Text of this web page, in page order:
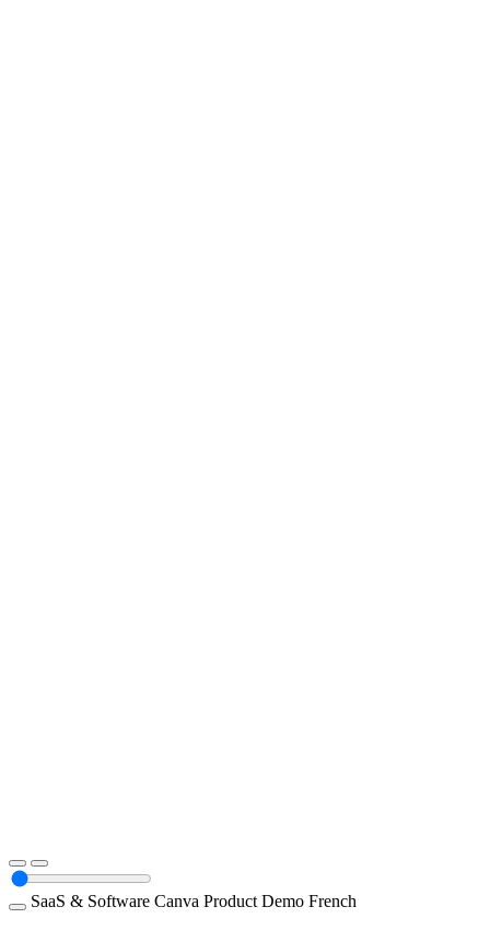
SaaS & Software Canva Product Demo French